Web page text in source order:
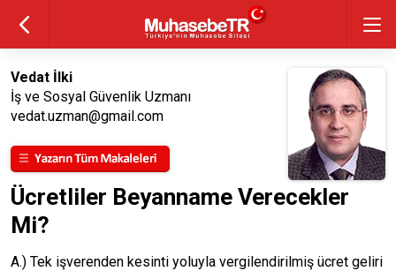
Vedat İlki
İş ve Sosyal Güvenlik Uzmanı
vedat.uzman@gmail.com
Ücretliler Beyanname Verecekler
Mi?
A.) Tek işverenden kesinti yoluyla vergilendirilmiş ücret geliri